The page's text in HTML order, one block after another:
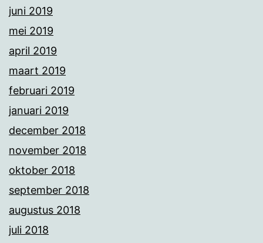
juni 2019
mei 2019
april 2019
maart 2019
februari 2019
januari 2019
december 2018
november 2018
oktober 2018
september 2018
augustus 2018
juli 2018